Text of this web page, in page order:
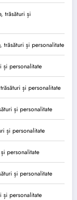
trăsături și
trăsături și personalitate
și personalitate
și personalitate
și personalitate
și personalitate
personalitate
și personalitate
și personalitate